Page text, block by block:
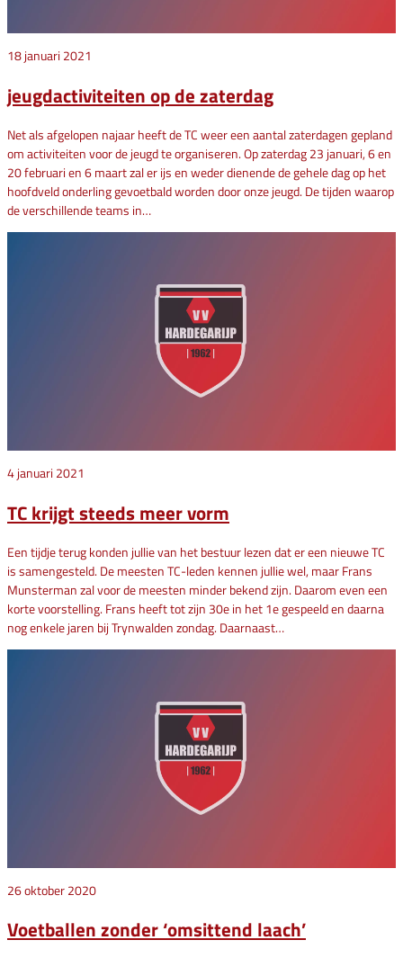
18 januari 2021
jeugdactiviteiten op de zaterdag
Net als afgelopen najaar heeft de TC weer een aantal zaterdagen gepland
om activiteiten voor de jeugd te organiseren. Op zaterdag 23 januari, 6 en
20 februari en 6 maart zal er ijs en weder dienende de gehele dag op het
hoofdveld onderling gevoetbald worden door onze jeugd. De tijden waarop
de verschillende teams in…
4 januari 2021
TC krijgt steeds meer vorm
Een tijdje terug konden jullie van het bestuur lezen dat er een nieuwe TC
is samengesteld. De meesten TC-leden kennen jullie wel, maar Frans
Munsterman zal voor de meesten minder bekend zijn. Daarom even een
korte voorstelling. Frans heeft tot zijn 30e in het 1e gespeeld en daarna
nog enkele jaren bij Trynwalden zondag. Daarnaast…
26 oktober 2020
Voetballen zonder ‘omsittend laach’